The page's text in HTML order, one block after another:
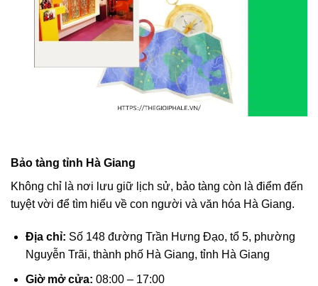
Bảo tàng tỉnh Hà Giang
Không chỉ là nơi lưu giữ lịch sử, bảo tàng còn là điểm đến
tuyệt vời để tìm hiểu về con người và văn hóa Hà Giang.
Địa chỉ: Số 148 đường Trần Hưng Đạo, tổ 5, phường
Nguyễn Trãi, thành phố Hà Giang, tỉnh Hà Giang
Giờ mở cửa: 08:00 – 17:00